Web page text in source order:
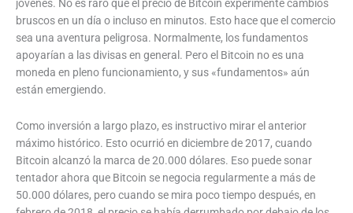
jóvenes. No es raro que el precio de Bitcoin experimente cambios
bruscos en un día o incluso en minutos. Esto hace que el comercio
sea una aventura peligrosa. Normalmente, los fundamentos
apoyarían a las divisas en general. Pero el Bitcoin no es una
moneda en pleno funcionamiento, y sus «fundamentos» aún
están emergiendo.
Como inversión a largo plazo, es instructivo mirar el anterior
máximo histórico. Esto ocurrió en diciembre de 2017, cuando
Bitcoin alcanzó la marca de 20.000 dólares. Eso puede sonar
tentador ahora que Bitcoin se negocia regularmente a más de
50.000 dólares, pero cuando se mira poco tiempo después, en